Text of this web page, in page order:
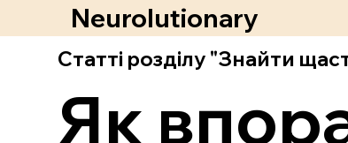
Neurolutionary
Статті розділу "Знайти
Як